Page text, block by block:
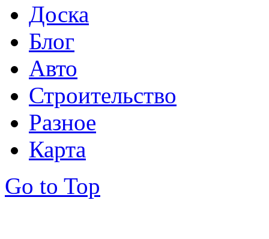
Доска
Блог
Авто
Строительство
Разное
Карта
Go to Top